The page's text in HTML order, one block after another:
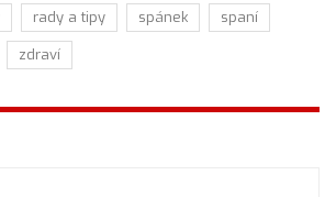
rady a tipy spánek
spaní
zdraví